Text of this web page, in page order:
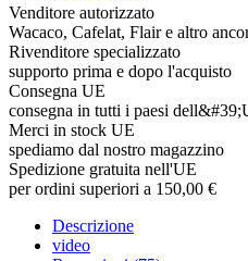
Venditore autorizzato
Wacaco, Cafelat, Flair e altro
Rivenditore specializzato
supporto prima e dopo l'acquisto
Consegna UE
consegna in tutti i paesi
Merci in stock UE
spediamo dal nostro magazzino
Spedizione gratuita nell'UE
per ordini superiori a 150,00 €
Descrizione
video